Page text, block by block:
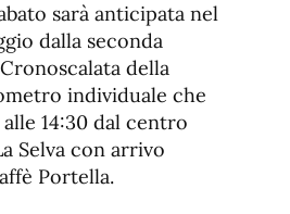
sarà anticipata nel
dalla seconda
della
individuale che
14:30 dal centro
Selva con arrivo
Portella.